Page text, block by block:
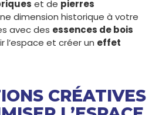
et de pierres
dimension historique à votre
avec des essences de bois
l’espace et créer un effet
CRÉATIVES